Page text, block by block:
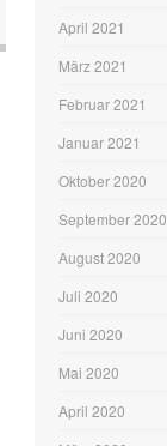
April 2021
März 2021
Februar 2021
Januar 2021
Oktober 2020
September 2020
August 2020
Juli 2020
Juni 2020
Mai 2020
April 2020